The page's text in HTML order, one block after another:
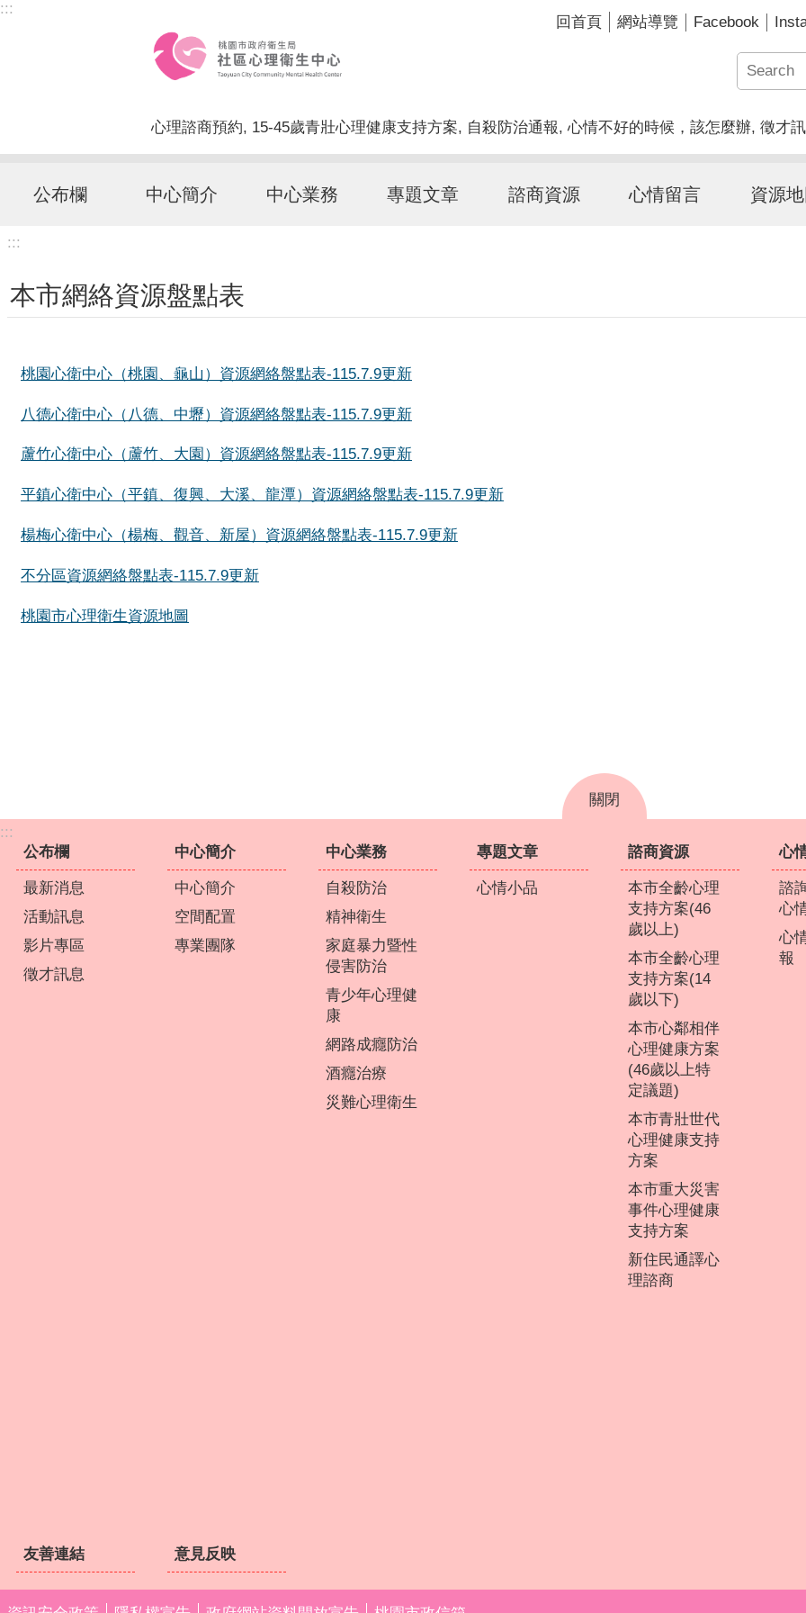
跳到主要內容區塊
:::
回首頁 網站導覽 Facebook
心理諮商預約
15-45歲青壯心理健康支持方案 自殺防治通報 心情不好的時候，該怎麼辦 徵才
公布欄 中心簡介 中心業務 專題文章 諮商資源 心情留言 資源地
:::
本市網絡資源盤點表
桃園心衛中心（桃園、龜山）資源網絡盤點表-115.7.9更新
八德心衛中心（八德、中壢）資源網絡盤點表-115.7.9更新
蘆竹心衛中心（蘆竹、大園）資源網絡盤點表-115.7.9更新
平鎮心衛中心（平鎮、復興、大溪、龍潭）資源網絡盤點表-115.7.9更新
楊梅心衛中心（楊梅、觀音、新屋）資源網絡盤點表-115.7.9更新
不分區資源網絡盤點表-115.7.9更新
桃園市心理衛生資源地圖
關閉
:::
公布欄
最新消息
活動訊息
影片專區
徵才訊息
中心簡介
中心簡介
空間配置
專業團隊
中心業務
自殺防治
精神衛生
家庭暴力暨性
侵害防治
青少年心理健
康
網路成癮防治
酒癮治療
災難心理衛生
專題文章
心情小品
諮商資源
本市全齡心理
支持方案(46
歲以上)
本市全齡心理
支持方案(14
歲以下)
本市心鄰相伴
心理健康方案
(46歲以上特
定議題)
本市青壯世代
心理健康支持
方案
本市重大災害
事件心理健康
支持方案
新住民通譯心
理諮商
心
諮
心
心
報
友善連結 意見反映